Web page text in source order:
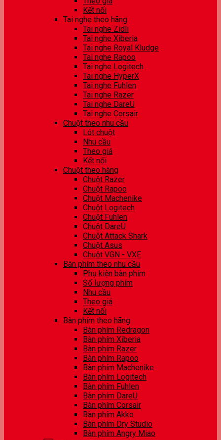
Kết nối
Tai nghe theo hãng
Tai nghe Zidli
Tai nghe Xiberia
Tai nghe Royal Kludge
Tai nghe Rapoo
Tai nghe Logitech
Tai nghe HyperX
Tai nghe Fuhlen
Tai nghe Razer
Tai nghe DareU
Tai nghe Corsair
Chuột theo nhu cầu
Lót chuột
Nhu cầu
Theo giá
Kết nối
Chuột theo hãng
Chuột Razer
Chuột Rapoo
Chuột Machenike
Chuột Logitech
Chuột Fuhlen
Chuột DareU
Chuột Attack Shark
Chuột Asus
Chuột VGN - VXE
Bàn phím theo nhu cầu
Phụ kiện bàn phím
Số lượng phím
Nhu cầu
Theo giá
Kết nối
Bàn phím theo hãng
Bàn phím Redragon
Bàn phím Xiberia
Bàn phím Razer
Bàn phím Rapoo
Bàn phím Machenike
Bàn phím Logitech
Bàn phím Fuhlen
Bàn phím DareU
Bàn phím Corsair
Bàn phím Akko
Bàn phím Dry Studio
Bàn phím Angry Miao